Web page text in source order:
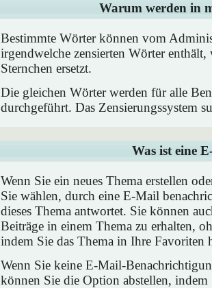
Warum werden in
Bestimmte Wörter können vom
irgendwelche zensierten Wörter
Sternchen ersetzt.
Die gleichen Wörter werden für alle
durchgeführt. Das Zensierungssystem
Was ist eine
Wenn Sie ein neues Thema erstellen
Sie wählen, durch eine E-Mail
dieses Thema antwortet. Sie können
Beiträge in einem Thema zu erhalten,
indem Sie das Thema in Ihre Favoriten
Wenn Sie keine E-Mail-
können Sie die Option abstellen,